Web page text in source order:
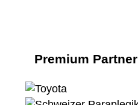
Premium Partner